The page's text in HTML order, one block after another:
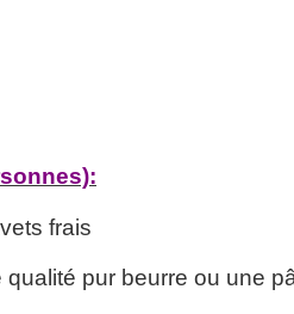
frais
qualité pur beurre ou une